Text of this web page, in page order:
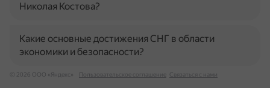
Николая Костова?
Какие основные достижения СНГ в области
экономики и безопасности?
© 2026 ООО «Яндекс» Пользовательское соглашение Связаться с нами